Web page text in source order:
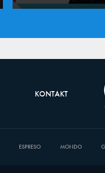
KONTAKT
ESPRESO MONDO